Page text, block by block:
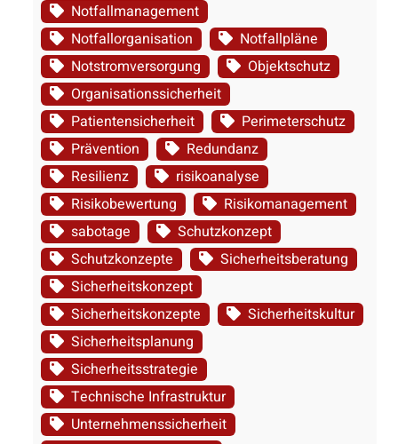
Notfallmanagement
Notfallorganisation
Notfallpläne
Notstromversorgung
Objektschutz
Organisationssicherheit
Patientensicherheit
Perimeterschutz
Prävention
Redundanz
Resilienz
risikoanalyse
Risikobewertung
Risikomanagement
sabotage
Schutzkonzept
Schutzkonzepte
Sicherheitsberatung
Sicherheitskonzept
Sicherheitskonzepte
Sicherheitskultur
Sicherheitsplanung
Sicherheitsstrategie
Technische Infrastruktur
Unternehmenssicherheit